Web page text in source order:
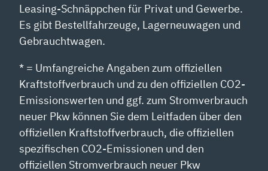
Leasing-Schnäppchen für Privat und Gewerbe.
Es gibt Bestellfahrzeuge, Lagerneuwagen und
Gebrauchtwagen.
* = Umfangreiche Angaben zum offiziellen
Kraftstoffverbrauch und zu den offiziellen CO2-
Emissionswerten und ggf. zum Stromverbrauch
neuer Pkw können Sie dem Leitfaden über den
offiziellen Kraftstoffverbrauch, die offiziellen
spezifischen CO2-Emissionen und den
offiziellen Stromverbrauch neuer Pkw